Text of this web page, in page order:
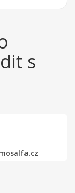
s